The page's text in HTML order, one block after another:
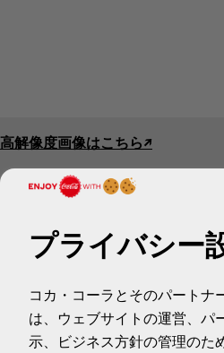
高解像度画像はこちら↗︎
【開催日時・場所】
平日 17:00〜21:00 / 土日
場所：ZeroBase渋谷（東京都渋
※受付時に、顔写真付き身分証明
※イベント実施時間は変更の可能
※ご試飲いただける「ジャックダ
プライバシー
コカ・コーラとそのパートナ
は、ウェブサイトの運営、パ
示、ビジネス方針の管理の